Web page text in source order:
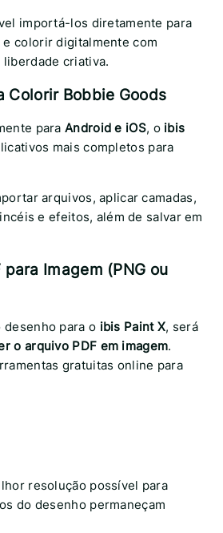
importá-los diretamente para
e colorir digitalmente com
liberdade criativa.
Colorir Bobbie Goods
para Android e iOS, o ibis
mais completos para
arquivos, aplicar camadas,
e efeitos, além de salvar em
Imagem (PNG ou
para o ibis Paint X, será
o arquivo PDF em imagem.
gratuitas online para
resolução possível para
do desenho permaneçam